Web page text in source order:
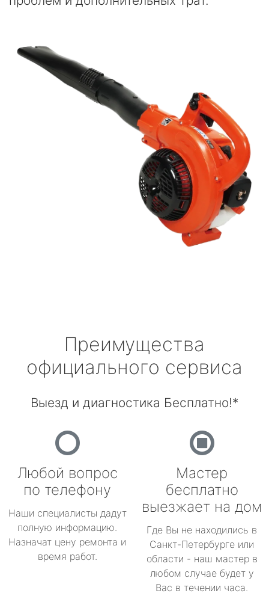
Преимущества
официального сервиса
Выезд и диагностика Бесплатно!*
Любой вопрос
по телефону
Наши специалисты дадут
полную информацию.
Назначат цену ремонта и
время работ.
Мастер
бесплатно
выезжает на дом
Где Вы не находились в
Санкт-Петербурге или
области - наш мастер в
любом случае будет у
Вас в течении часа.